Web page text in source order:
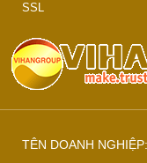
SSL
TÊN DOANH NGHIỆP: